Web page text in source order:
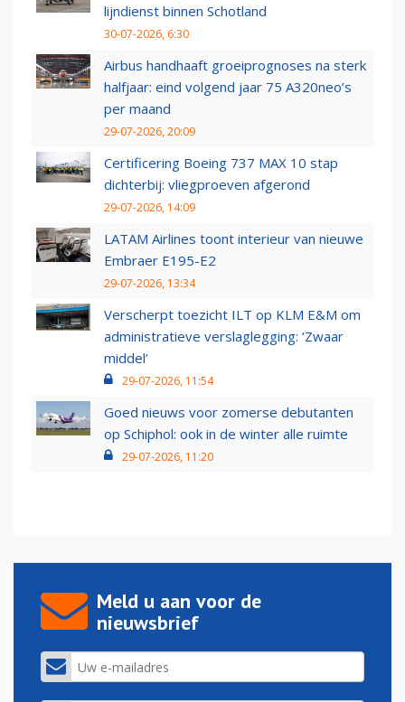
lijndienst binnen Schotland
30-07-2026, 6:30
Airbus handhaaft groeiprognoses na sterk
halfjaar: eind volgend jaar 75 A320neo’s
per maand
29-07-2026, 20:09
Certificering Boeing 737 MAX 10 stap
dichterbij: vliegproeven afgerond
29-07-2026, 14:09
LATAM Airlines toont interieur van nieuwe
Embraer E195-E2
29-07-2026, 13:34
Verscherpt toezicht ILT op KLM E&M om
administratieve verslaglegging: ‘Zwaar
middel’
29-07-2026, 11:54
Goed nieuws voor zomerse debutanten
op Schiphol: ook in de winter alle ruimte
29-07-2026, 11:20
Meld u aan voor de
nieuwsbrief